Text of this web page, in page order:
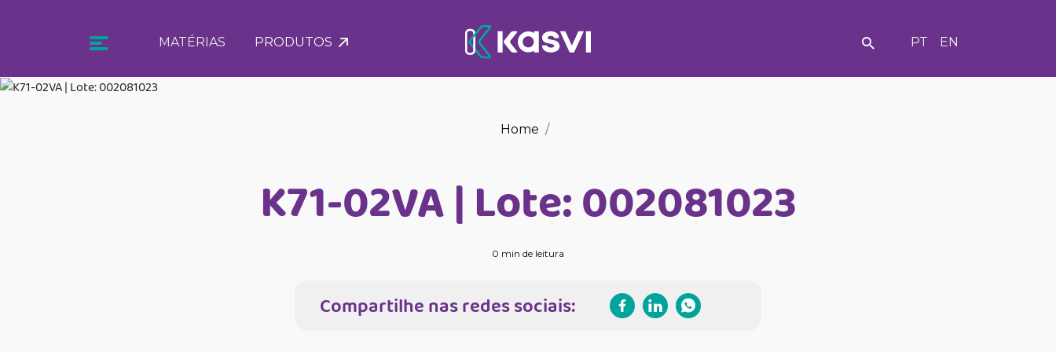
MATÉRIAS PRODUTOS PT EN
Home
K71-02VA | Lote: 002081023
0 min de leitura
Compartilhe nas redes sociais: